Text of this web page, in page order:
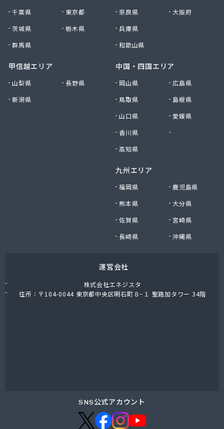
谷中田プロパン店
中央セントラルガス株式会社 宇都宮営業所
中央セントラルガス株式会社 那須営業所
町田屋商店出光興産大沢給油所
津吹商店
津田商店
田邊工業株式会社 佐野工場
田邊工業株式会社 足利営業所
東京ガスエネルギー株式会社 宇都宮サービスセン
東上ガス株式会社 真岡営業所
東上ガス株式会社 那須営業所
栃木液化ガス株式会社
栃木県プロパンガス商業協同組合
栃木石油株式会社 本社
日東瓦斯株式会社 南河内営業所
日本ガス株式会社 宇都宮営業所
千葉県
東京都
茨城県
栃木県
群馬県
甲信越エリア
山梨県
長野県
新潟県
奈良県
大阪府
兵庫県
和歌山県
中国・四国エリア
岡山県
広島県
鳥取県
島根県
山口県
愛媛県
香川県
高知県
九州エリア
福岡県
鹿児島県
熊本県
大分県
佐賀県
宮崎県
長崎県
沖縄県
運営会社
株式会社エネジスタ
住所：〒104-0044 東京都中央区明石町８−１ 聖路加タワー 34階
SNS公式アカウント